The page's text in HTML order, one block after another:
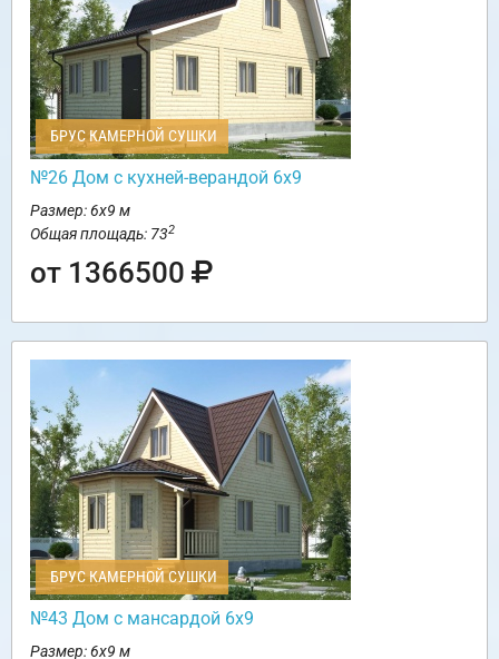
БРУС КАМЕРНОЙ СУШКИ
№26 Дом с кухней-верандой 6х9
Размер: 6х9 м
Общая площадь: 732
от 1366500
БРУС КАМЕРНОЙ СУШКИ
№43 Дом с мансардой 6х9
Размер: 6х9 м